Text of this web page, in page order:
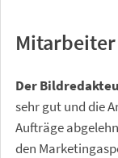
Der
sehr gut und die
Aufträge
den